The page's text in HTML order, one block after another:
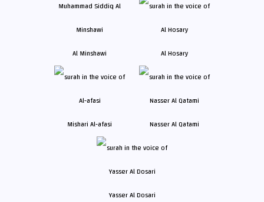
Al Minshawi Al Hosary
Mishari Al-afasi Nasser Al Qatami
Yasser Al Dosari